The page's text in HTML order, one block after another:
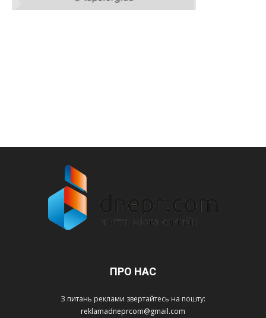
ПРО НАС
З питань реклами звертайтесь на пошту:
reklamadneprcom@gmail.com